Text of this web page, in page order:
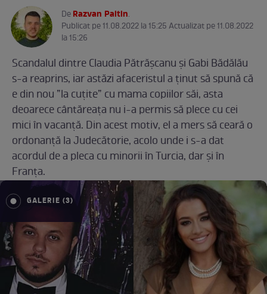
DeRazvan Paltin.
Publicat pe 11.08.2022 la 15:25 Actualizat pe 11.08.2022
la 15:26
Scandalul dintre Claudia Pătrășcanu și Gabi Bădălău
s-a reaprins, iar astăzi afaceristul a ținut să spună că
e din nou ”la cuțite” cu mama copiilor săi, asta
deoarece cântăreața nu i-a permis să plece cu cei
mici în vacanță. Din acest motiv, el a mers să ceară o
ordonanță la Judecătorie, acolo unde i s-a dat
acordul de a pleca cu minorii în Turcia, dar și în
Franța.
GALERIE (3)